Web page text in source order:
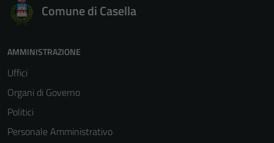
Comune di Casella
AMMINISTRAZIONE
Uffici
Organi di Governo
Politici
Personale Amministrativo